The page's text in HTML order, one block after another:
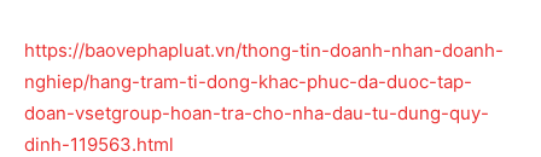
https://baovephapluat.vn/thong-tin-doanh-nhan-doanh-
nghiep/hang-tram-ti-dong-khac-phuc-da-duoc-tap-
doan-vsetgroup-hoan-tra-cho-nha-dau-tu-dung-quy-
dinh-119563.html